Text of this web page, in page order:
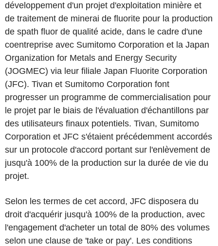
développement d'un projet d'exploitation minière et
de traitement de minerai de fluorite pour la production
de spath fluor de qualité acide, dans le cadre d'une
coentreprise avec Sumitomo Corporation et la Japan
Organization for Metals and Energy Security
(JOGMEC) via leur filiale Japan Fluorite Corporation
(JFC). Tivan et Sumitomo Corporation font
progresser un programme de commercialisation pour
le projet par le biais de l'évaluation d'échantillons par
des utilisateurs finaux potentiels. Tivan, Sumitomo
Corporation et JFC s'étaient précédemment accordés
sur un protocole d'accord portant sur l'enlèvement de
jusqu'à 100% de la production sur la durée de vie du
projet.
Selon les termes de cet accord, JFC disposera du
droit d'acquérir jusqu'à 100% de la production, avec
l'engagement d'acheter un total de 80% des volumes
selon une clause de 'take or pay'. Les conditions